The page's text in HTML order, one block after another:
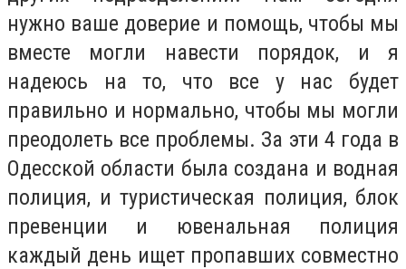
нужно ваше доверие и помощь, чтобы мы
вместе могли навести порядок, и я
надеюсь на то, что все у нас будет
правильно и нормально, чтобы мы могли
преодолеть все проблемы. За эти 4 года в
Одесской области была создана и водная
полиция, и туристическая полиция, блок
превенции и ювенальная полиция
каждый день ищет пропавших совместно